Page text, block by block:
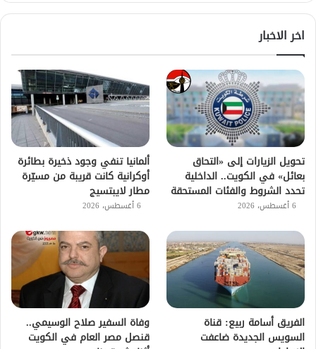
اخر الاخبار
تحويل الزيارات إلى «التحاق
بعائل» في الكويت.. الداخلية
تحدد الشروط والفئات المستحقة
6 أغسطس، 2026
ألمانيا تنفي وجود ذخيرة بطائرة
أوكرانية كانت قريبة من مسيّرة
مطار لايبتسيج
6 أغسطس، 2026
الفريق أسامة ربيع: قناة
السويس الجديدة ضاعفت
وفاة السفير صلاح الوسيمي..
قنصل مصر العام في الكويت